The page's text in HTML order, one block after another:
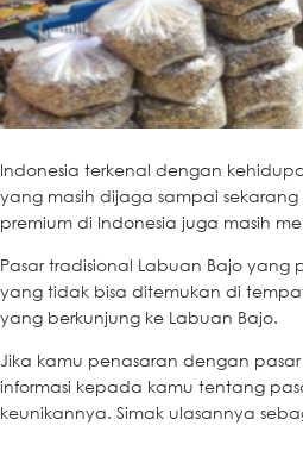
Indonesia terkenal dengan
yang masih dijaga sampai
premium di Indonesia juga masih
Pasar tradisional Labuan Bajo yang
yang tidak bisa ditemukan di
yang berkunjung ke Labuan Bajo.
Jika kamu penasaran dengan
informasi kepada kamu tentang
keunikannya. Simak ulasannya